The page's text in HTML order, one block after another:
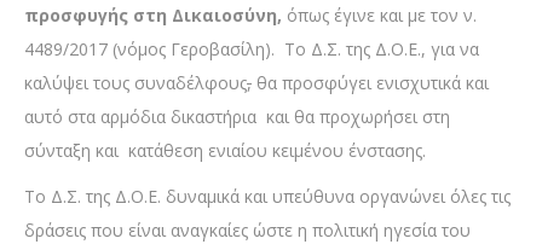
προσφυγής στη Δικαιοσύνη, όπως έγινε και με τον ν.
4489/2017 (νόμος Γεροβασίλη). Το Δ.Σ. της Δ.Ο.Ε., για να
καλύψει τους συναδέλφους, θα προσφύγει ενισχυτικά και
αυτό στα αρμόδια δικαστήρια και θα προχωρήσει στη
σύνταξη και κατάθεση ενιαίου κειμένου ένστασης.
Το Δ.Σ. της Δ.Ο.Ε. δυναμικά και υπεύθυνα οργανώνει όλες τις
δράσεις που είναι αναγκαίες ώστε η πολιτική ηγεσία του